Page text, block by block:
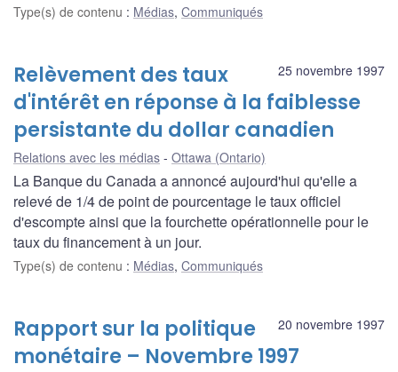
Type(s) de contenu : Médias, Communiqués
25 novembre 1997
Relèvement des taux
d'intérêt en réponse à la faiblesse
persistante du dollar canadien
Relations avec les médias Ottawa (Ontario)
La Banque du Canada a annoncé aujourd'hui qu'elle a
relevé de 1/4 de point de pourcentage le taux officiel
d'escompte ainsi que la fourchette opérationnelle pour le
taux du financement à un jour.
Type(s) de contenu : Médias, Communiqués
20 novembre 1997
Rapport sur la politique
monétaire – Novembre 1997